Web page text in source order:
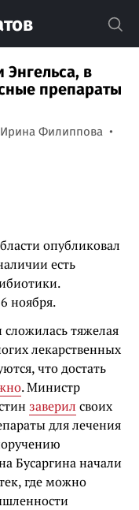
Энгельса, в
препараты
Ирина Филиппова
опубликовал
есть
ноября.
тяжелая
лекарственных
что достать
. Министр
заверил своих
для лечения
Бусаргина начали
где можно